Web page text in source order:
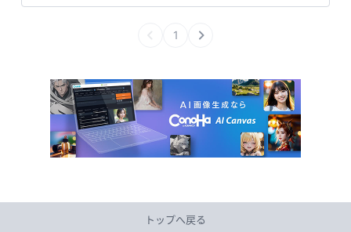
1
トップへ戻る